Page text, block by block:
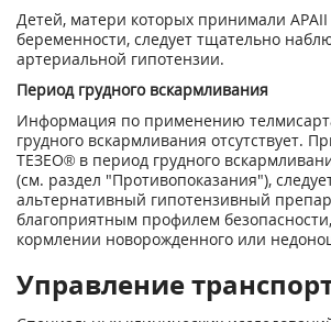
Детей, матери которых принимали
беременности, следует тщательно
артериальной гипотензии.
Период грудного вскармливания
Информация по применению
грудного вскармливания отсутствует.
ТЕЗЕО® в период грудного
(см. раздел "Противопоказания"),
альтернативный гипотензивный
благоприятным профилем
кормлении новорожденного или
Управление